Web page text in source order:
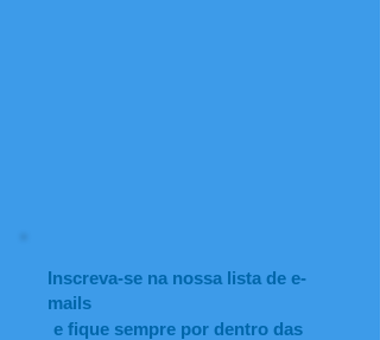
Inscreva-se na nossa lista de e-
mails
e fique sempre por dentro das